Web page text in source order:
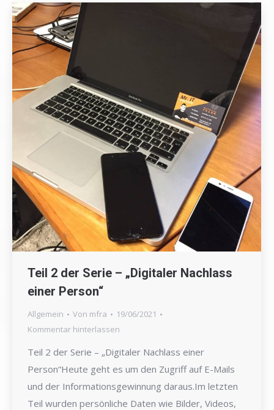
Teil 2 der Serie – „Digitaler Nachlass
einer Person“
Allgemein Von mfra
19/06/2021
Kommentar hinterlassen
Teil 2 der Serie – „Digitaler Nachlass einer
Person“Heute geht es um den Zugriff auf E-Mails
und der Informationsgewinnung daraus.Im letzten
Teil wurden persönliche Daten wie Bilder, Videos,